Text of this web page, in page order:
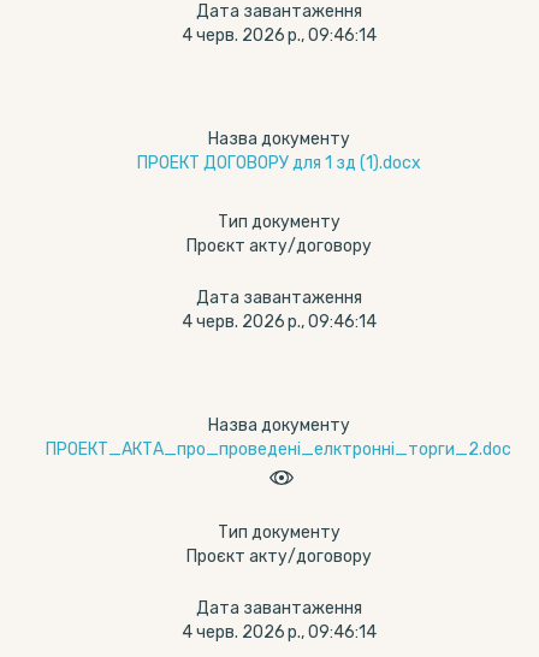
Дата завантаження
4 черв. 2026 р., 09:46:14
Назва документу
ПРОЕКТ ДОГОВОРУ для 1 зд (1).docx
Тип документу
Проєкт акту/договору
Дата завантаження
4 черв. 2026 р., 09:46:14
Назва документу
ПРОЕКТ_АКТА_про_проведені_елктронні_торги_2.doc
Тип документу
Проєкт акту/договору
Дата завантаження
4 черв. 2026 р., 09:46:14